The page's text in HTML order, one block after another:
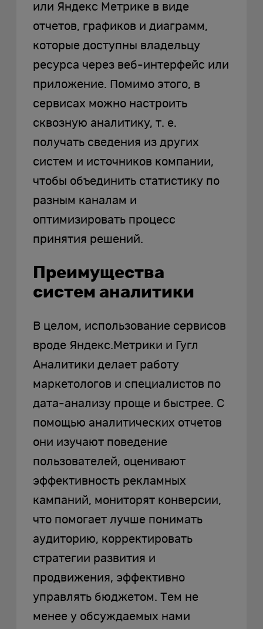
или Яндекс Метрике в виде
отчетов, графиков и диаграмм,
которые доступны владельцу
ресурса через веб-интерфейс или
приложение. Помимо этого, в
сервисах можно настроить
сквозную аналитику, т. е.
получать сведения из других
систем и источников компании,
чтобы объединить статистику по
разным каналам и
оптимизировать процесс
принятия решений.
Преимущества
систем аналитики
В целом, использование сервисов
вроде Яндекс.Метрики и Гугл
Аналитики делает работу
маркетологов и специалистов по
дата-анализу проще и быстрее. С
помощью аналитических отчетов
они изучают поведение
пользователей, оценивают
эффективность рекламных
кампаний, мониторят конверсии,
что помогает лучше понимать
аудиторию, корректировать
стратегии развития и
продвижения, эффективно
управлять бюджетом. Тем не
менее у обсуждаемых нами